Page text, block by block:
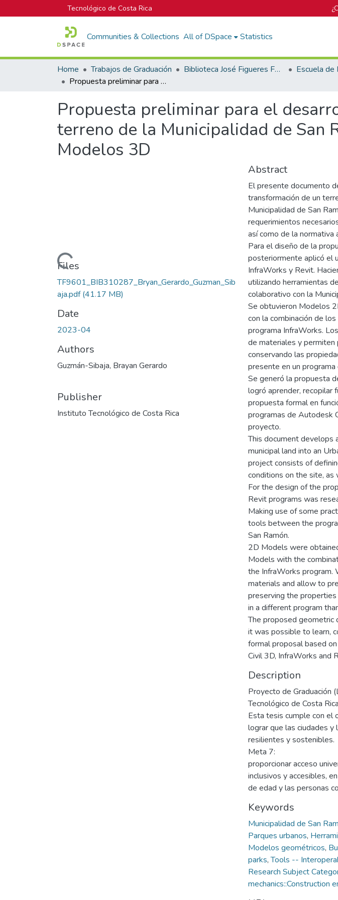
Tecnológico de Costa Rica
Communities & Collections All of DSpace Statistics
Home Trabajos de Graduación Biblioteca José Figueres Ferrer
Propuesta preliminar para el desarrollo de un parque urbano en un terreno de la Municipalidad de San Ramón, representada en diferentes Modelos 3D
Propuesta preliminar para el
terreno de la Municipalidad de San
Modelos 3D
Loading...
Files
TF9601_BIB310287_Bryan_Gerardo_Guzman_Sib
aja.pdf(41.17 MB)
Date
2023-04
Authors
Guzmán-Sibaja, Brayan Gerardo
Publisher
Instituto Tecnológico de Costa Rica
Abstract
El presente documento
transformación de un
Municipalidad de San
requerimientos
así como de la
Para el diseño de la
posteriormente aplicó el
InfraWorks y Revit.
utilizando herramientas
colaborativo con la
Se obtuvieron Modelos
con la combinación de
programa InfraWorks.
de materiales y permiten
conservando las
presente en un
Se generó la propuesta
logró aprender, recopilar
propuesta formal en
programas de Autodesk
proyecto.
This document develops
municipal land into an
project consists of
conditions on the site,
For the design of the
Revit programs was
Making use of some
tools between the
San Ramón.
2D Models were
Models with the
the InfraWorks program.
materials and allow to
preserving the
in a different program
The proposed geometric
it was possible to learn,
formal proposal based
Civil 3D, InfraWorks and
Description
Proyecto de Graduación
Tecnológico de Costa
Esta tesis cumple con el
lograr que las ciudades y
resilientes y sostenibles.
Meta 7:
proporcionar acceso
inclusivos y accesibles,
de edad y las personas
Keywords
Municipalidad de San
Parques urbanos,
Modelos geométricos,
parks,Tools --
Research Subject
mechanics::Construction